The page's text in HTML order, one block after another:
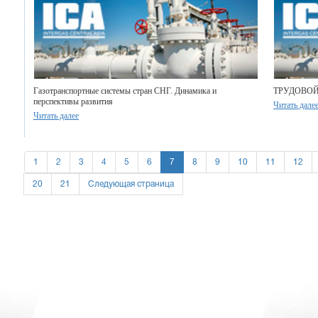
Газотранспортные системы стран СНГ. Динамика и
перспективы развития
Читать далее
Читать далее
1 2 3 4 5 6 7 8 9 10 11 12
20 21 Следующая страница